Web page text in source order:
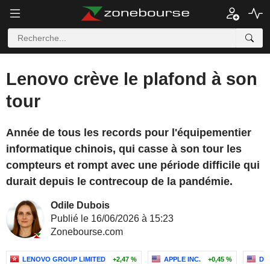
Lenovo crève le plafond à son
tour
Année de tous les records pour l'équipementier
informatique chinois, qui casse à son tour les
compteurs et rompt avec une période difficile qui
durait depuis le contrecoup de la pandémie.
Odile Dubois
Publié le 16/06/2026 à 15:23
Zonebourse.com
LENOVO GROUP LIMITED +2,47 % APPLE INC. +0,45 %